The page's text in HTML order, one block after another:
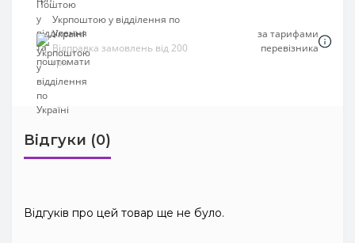
Укрпоштою у відділення по
Україні
Відправка замовлень від 200
грн
за тарифами
перевізника
Відгуки (0)
Відгуків про цей товар ще не було.